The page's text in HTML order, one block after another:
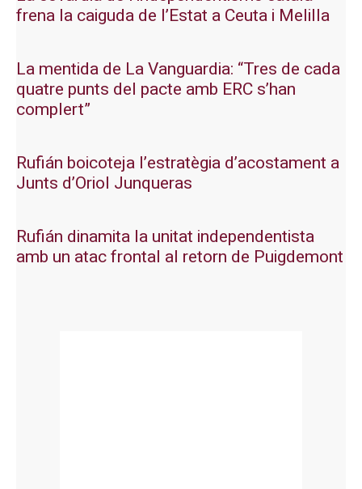
frena la caiguda de l’Estat a Ceuta i Melilla
La mentida de La Vanguardia: “Tres de cada
quatre punts del pacte amb ERC s’han
complert”
Rufián boicoteja l’estratègia d’acostament a
Junts d’Oriol Junqueras
Rufián dinamita la unitat independentista
amb un atac frontal al retorn de Puigdemont